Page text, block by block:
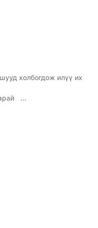
холбогдож илүү их
...